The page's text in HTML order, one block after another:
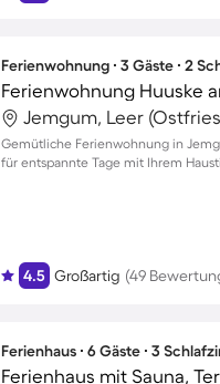
Ferienwohnung ∙ 3 Gäste ∙ 2
Ferienwohnung Huuske
Jemgum, Leer
Gemütliche Ferienwohnung in
für entspannte Tage mit Ihrem
4.5 Großartig (49
Ferienhaus ∙ 6 Gäste ∙ 3
Ferienhaus mit Sauna,